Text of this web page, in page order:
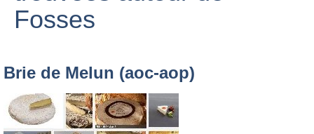
Fosses
Brie de Melun (aoc-aop)